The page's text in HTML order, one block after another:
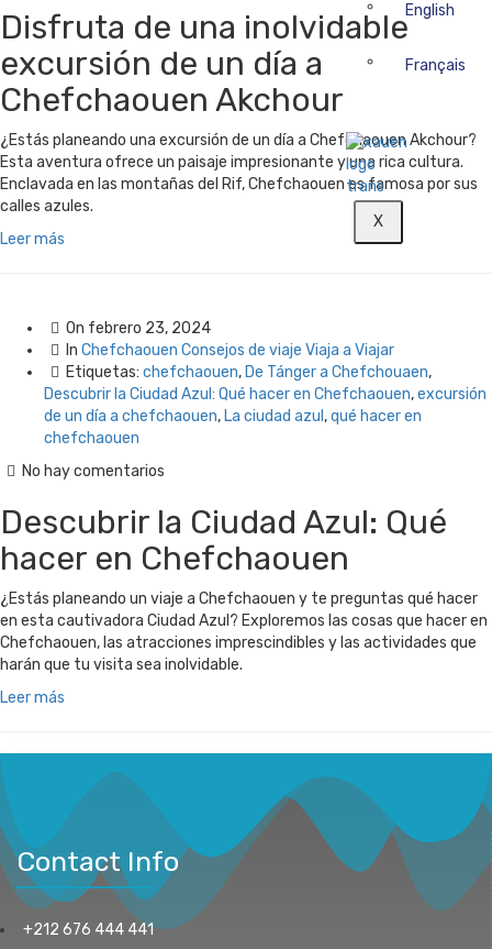
English
Français
X
Disfruta de una inolvidable
excursión de un día a
Chefchaouen Akchour
¿Estás planeando una excursión de un día a Chefchaouen Akchour?
Esta aventura ofrece un paisaje impresionante y una rica cultura.
Enclavada en las montañas del Rif, Chefchaouen es famosa por sus
calles azules.
Leer más
On febrero 23, 2024
In Chefchaouen Consejos de viaje Viaja a Viajar
Etiquetas: chefchaouen, De Tánger a Chefchouaen,
Descubrir la Ciudad Azul: Qué hacer en Chefchaouen,excursión
de un día a chefchaouen, La ciudad azul ,qué hacer en
chefchaouen
No hay comentarios
Descubrir la Ciudad Azul: Qué
hacer en Chefchaouen
¿Estás planeando un viaje a Chefchaouen y te preguntas qué hacer
en esta cautivadora Ciudad Azul? Exploremos las cosas que hacer en
Chefchaouen, las atracciones imprescindibles y las actividades que
harán que tu visita sea inolvidable.
Leer más
Contact Info
+212 676 444 441